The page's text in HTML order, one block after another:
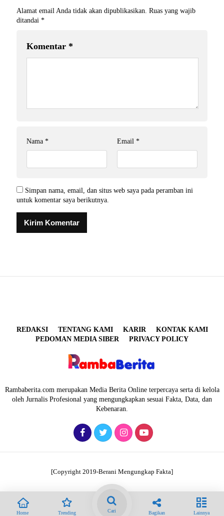
Alamat email Anda tidak akan dipublikasikan. Ruas yang wajib
ditandai *
Komentar *
Nama * Email *
Simpan nama, email, dan situs web saya pada peramban ini
untuk komentar saya berikutnya.
REDAKSI TENTANG KAMI KARIR
KONTAK KAMI
PEDOMAN MEDIA SIBER
PRIVACY POLICY
Rambaberita.com merupakan Media Berita Online terpercaya serta di kelola
oleh Jurnalis Profesional yang mengungkapkan sesuai Fakta, Data, dan
Kebenaran.
[Copyright 2019-Berani Mengungkap Fakta]
Home Trending Cari Bagikan Lainnya